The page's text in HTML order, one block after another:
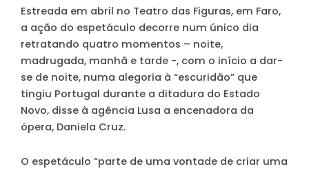
Estreada em abril no Teatro das Figuras, em Faro,
a ação do espetáculo decorre num único dia
retratando quatro momentos – noite,
madrugada, manhã e tarde -, com o início a dar-
se de noite, numa alegoria à “escuridão” que
tingiu Portugal durante a ditadura do Estado
Novo, disse à agência Lusa a encenadora da
ópera, Daniela Cruz.
O espetáculo “parte de uma vontade de criar uma